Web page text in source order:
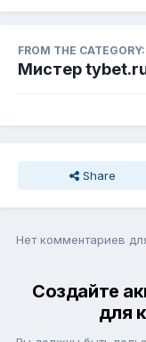
FROM THE CATEGORY:
Мистер
Share
Нет комментариев
Создайте
для